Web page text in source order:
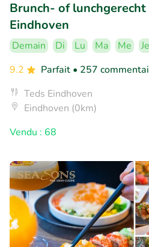
Brunch- of lunchgerecht
Eindhoven
Demain Di Lu Ma Me
Je
9.2
Parfait • 257
Teds Eindhoven
Eindhoven (0km)
Vendu : 68